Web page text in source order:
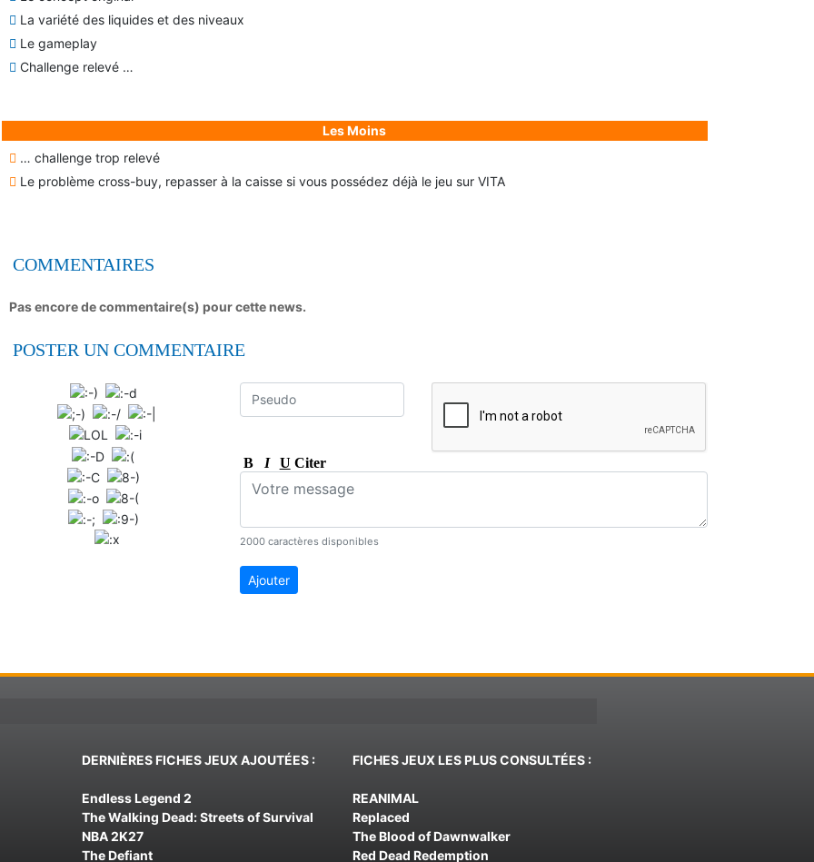
La variété des liquides et des niveaux
Le gameplay
Challenge relevé …
Les Moins
… challenge trop relevé
Le problème cross-buy, repasser à la caisse si vous possédez déjà le jeu sur VITA
COMMENTAIRES
Pas encore de commentaire(s) pour cette news.
POSTER UN COMMENTAIRE
B I U Citer
2000 caractères disponibles
Ajouter
DERNIÈRES FICHES JEUX AJOUTÉES :
Endless Legend 2
The Walking Dead: Streets of Survival
NBA 2K27
The Defiant
FICHES JEUX LES PLUS CONSULTÉES :
REANIMAL
Replaced
The Blood of Dawnwalker
Red Dead Redemption